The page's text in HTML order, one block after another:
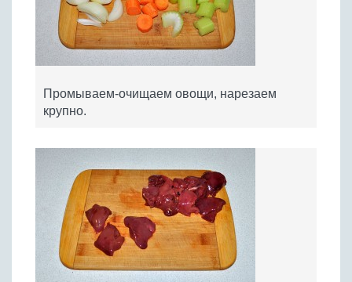
Промываем-очищаем овощи, нарезаем
крупно.